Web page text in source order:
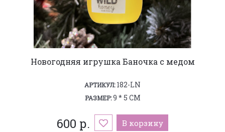
Новогодняя игрушка Баночка с медом
АРТИКУЛ:182-LN
РАЗМЕР:9 * 5 СМ
600 р. В корзину